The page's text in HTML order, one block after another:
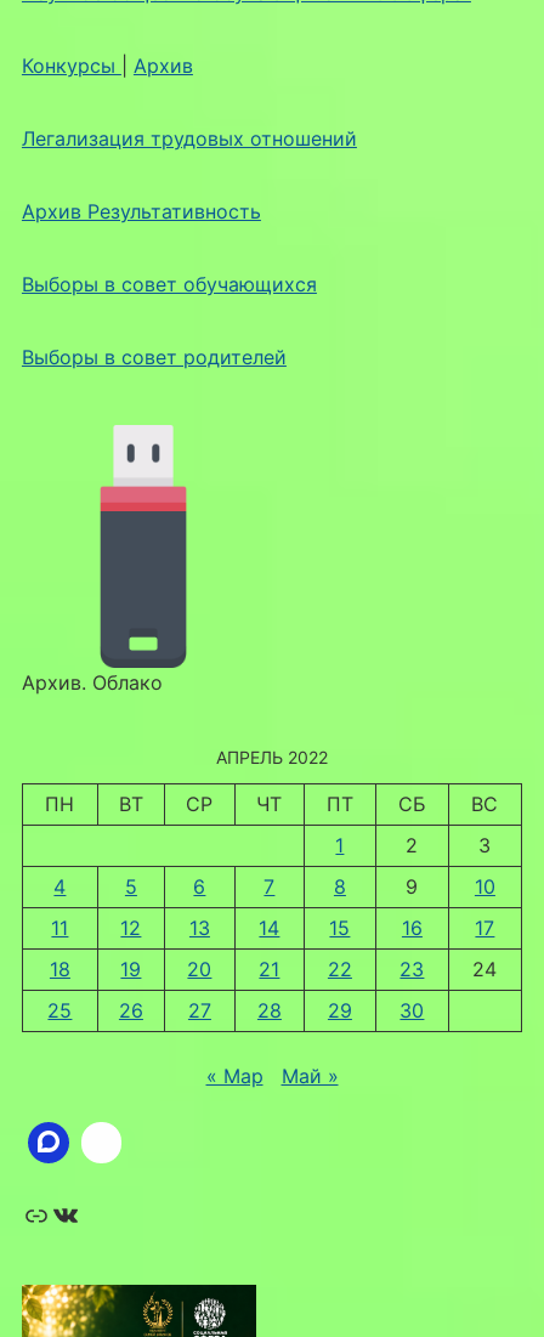
Конкурсы Архив
Легализация трудовых отношений
Архив Результативность
Выборы в совет обучающихся
Выборы в совет родителей
Архив. Облако
АПРЕЛЬ 2022
ПН ВТ СР ЧТ ПТ СБ
ВС
1
2
3
4
5 6 7 8 9
10
11
12 13 14 15 16
17
18
19 20 21 22 23
24
25
26 27 28 29 30
« Мар Май »
Ссылка